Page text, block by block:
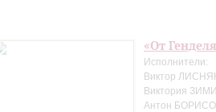
«От
Исполнители:
Виктор
Виктория
Антон